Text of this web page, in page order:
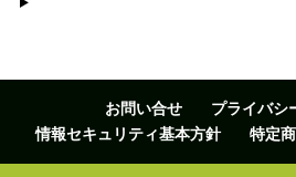
お問い合せ
プライバシ
情報セキュリティ基本方針
特定